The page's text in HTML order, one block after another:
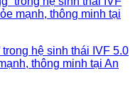
hệ sinh thái IVF 5.0
thông minh tại An